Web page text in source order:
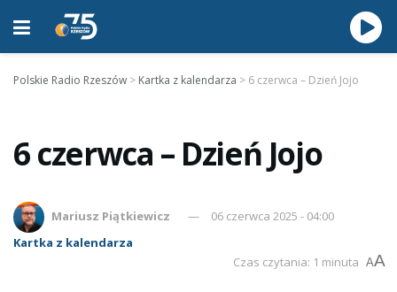
Polskie Radio Rzeszów > Kartka z kalendarza > 6 czerwca – Dzień Jojo
6 czerwca – Dzień Jojo
Mariusz Piątkiewicz
06 czerwca 2025 - 04:00
Kartka z kalendarza
Czas czytania: 1 minuta AA